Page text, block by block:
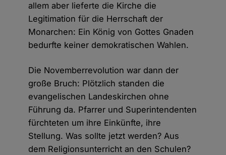
allem aber lieferte die Kirche die
Legitimation für die Herrschaft der
Monarchen: Ein König von Gottes Gnaden
bedurfte keiner demokratischen Wahlen.
Die Novemberrevolution war dann der
große Bruch: Plötzlich standen die
evangelischen Landeskirchen ohne
Führung da. Pfarrer und Superintendenten
fürchteten um ihre Einkünfte, ihre
Stellung. Was sollte jetzt werden? Aus
dem Religionsunterricht an den Schulen?